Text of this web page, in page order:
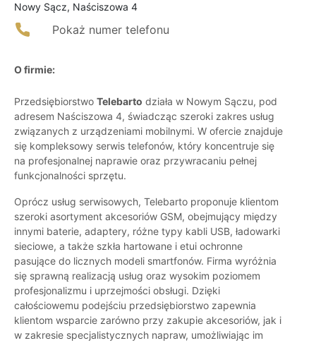
Nowy Sącz, Naściszowa 4
Pokaż numer telefonu
O firmie:
Przedsiębiorstwo Telebarto działa w Nowym Sączu, pod
adresem Naściszowa 4, świadcząc szeroki zakres usług
związanych z urządzeniami mobilnymi. W ofercie znajduje
się kompleksowy serwis telefonów, który koncentruje się
na profesjonalnej naprawie oraz przywracaniu pełnej
funkcjonalności sprzętu.
Oprócz usług serwisowych, Telebarto proponuje klientom
szeroki asortyment akcesoriów GSM, obejmujący między
innymi baterie, adaptery, różne typy kabli USB, ładowarki
sieciowe, a także szkła hartowane i etui ochronne
pasujące do licznych modeli smartfonów. Firma wyróżnia
się sprawną realizacją usług oraz wysokim poziomem
profesjonalizmu i uprzejmości obsługi. Dzięki
całościowemu podejściu przedsiębiorstwo zapewnia
klientom wsparcie zarówno przy zakupie akcesoriów, jak i
w zakresie specjalistycznych napraw, umożliwiając im